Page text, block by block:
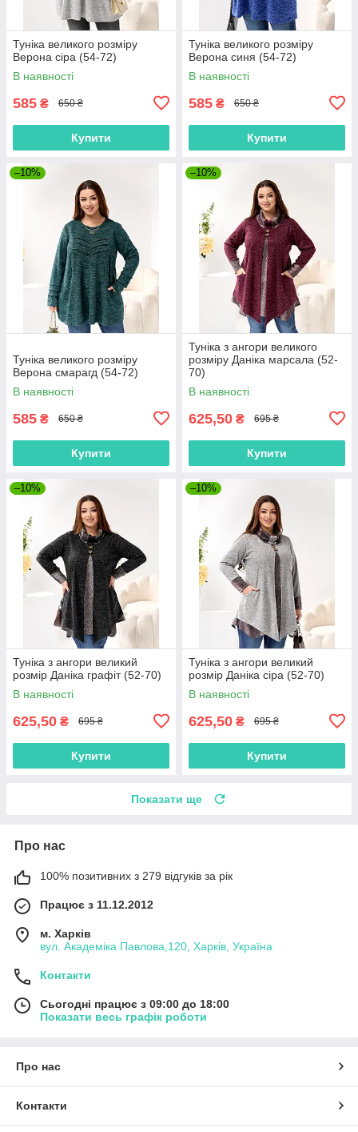
Туніка великого розміру
Верона сіра (54-72)
В наявності
585 ₴ 650 ₴
Купити
Туніка великого розміру
Верона синя (54-72)
В наявності
585 ₴ 650 ₴
Купити
–10%
Туніка великого розміру
Верона смарагд (54-72)
В наявності
585 ₴ 650 ₴
Купити
–10%
Туніка з ангори великого
розміру Даніка марсала (52-
70)
В наявності
625,50 ₴ 695 ₴
Купити
–10%
Туніка з ангори великий
розмір Даніка графіт (52-70)
В наявності
625,50 ₴ 695 ₴
Купити
–10%
Туніка з ангори великий
розмір Даніка сіра (52-70)
В наявності
625,50 ₴ 695 ₴
Купити
Показати ще
Про нас
100% позитивних з 279 відгуків за рік
Працює з 11.12.2012
м. Харків
вул. Академіка Павлова,120, Харків, Україна
Контакти
Сьогодні працює з 09:00 до 18:00
Показати весь графік роботи
Про нас
Контакти